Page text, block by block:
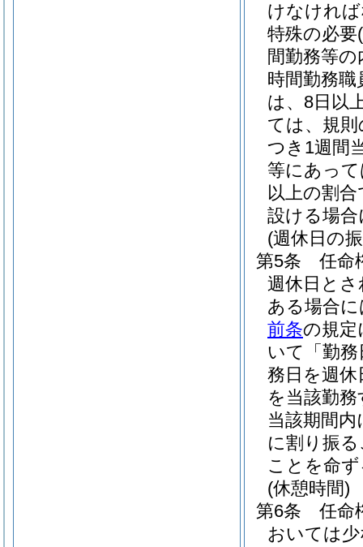
けなけれ
特殊の必要
間勤務等の
時間勤務
は、8日以
ては、規
つき1週間
等にあっ
以上の割
設ける場
(週休日の
第5条
任命
週休日と
ある場合
前条の規定
いて「勤
務日を週
を当該勤
当該期間
に割り振
ことを命
(休憩時間)
第6条
任命
おいては